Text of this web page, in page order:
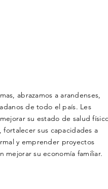
abrazamos a arandenses,
de todo el país. Les
su estado de salud
sus capacidades a
y emprender proyectos
mejorar su economía familiar.